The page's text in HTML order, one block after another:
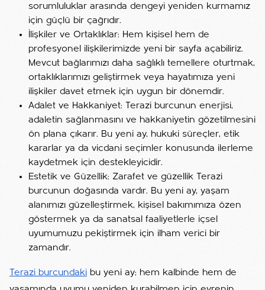
sorumluluklar arasında dengeyi yeniden kurmamız
için güçlü bir çağrıdır.
İlişkiler ve Ortaklıklar: Hem kişisel hem de
profesyonel ilişkilerimizde yeni bir sayfa açabiliriz.
Mevcut bağlarımızı daha sağlıklı temellere oturtmak,
ortaklıklarımızı geliştirmek veya hayatımıza yeni
ilişkiler davet etmek için uygun bir dönemdir.
Adalet ve Hakkaniyet: Terazi burcunun enerjisi,
adaletin sağlanmasını ve hakkaniyetin gözetilmesini
ön plana çıkarır. Bu yeni ay, hukuki süreçler, etik
kararlar ya da vicdani seçimler konusunda ilerleme
kaydetmek için destekleyicidir.
Estetik ve Güzellik: Zarafet ve güzellik Terazi
burcunun doğasında vardır. Bu yeni ay, yaşam
alanımızı güzelleştirmek, kişisel bakımımıza özen
göstermek ya da sanatsal faaliyetlerle içsel
uyumumuzu pekiştirmek için ilham verici bir
zamandır.
Terazi burcundaki bu yeni ay; hem kalbinde hem de